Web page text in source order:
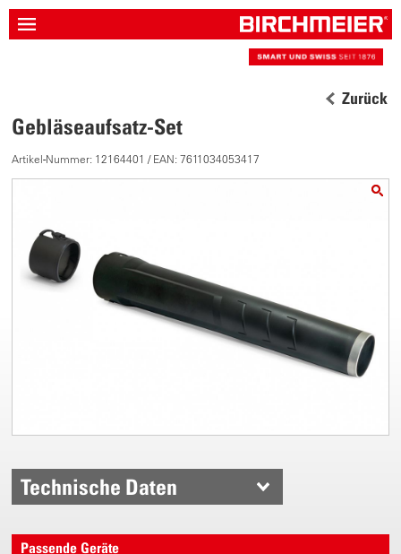
Zurück
Gebläseaufsatz-Set
Artikel-Nummer: 12164401 / EAN: 7611034053417
Technische Daten
Passende Geräte